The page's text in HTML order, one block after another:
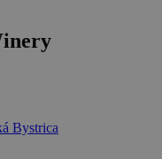
Bystrica